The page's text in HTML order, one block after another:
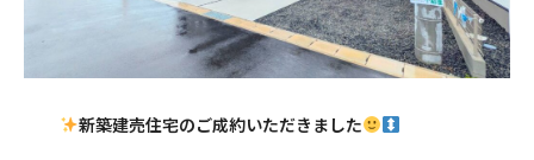
新築建売住宅のご成約いただきました